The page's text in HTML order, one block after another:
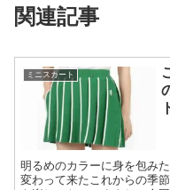
関連記事
ミニスカート
明るめのカラーに身を包み
変わって来たこれからの季